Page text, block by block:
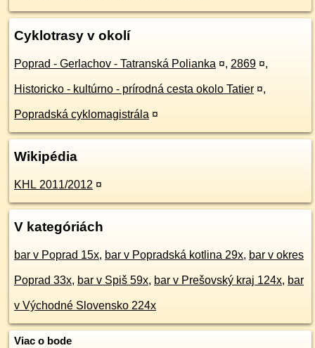
Cyklotrasy v okolí
Poprad - Gerlachov - Tatranská Polianka ¤, 2869 ¤,
Historicko - kultúrno - prírodná cesta okolo Tatier ¤,
Popradská cyklomagistrála ¤
Wikipédia
KHL 2011/2012 ¤
V kategóriách
bar v Poprad 15x, bar v Popradská kotlina 29x, bar v okres
Poprad 33x, bar v Spiš 59x, bar v Prešovský kraj 124x, bar
v Východné Slovensko 224x
Viac o bode